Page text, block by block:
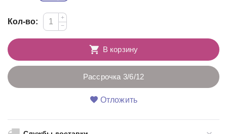
Кол-во:
+
−
В корзину
Рассрочка 3/6/12
Отложить